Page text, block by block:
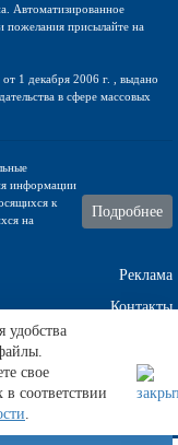
Автоматизированное
пожелания присылайте на
1 декабря 2006 г. , выдано
в сфере массовых
информации
к
на
Подробнее
Реклама
Контакты
Техническа поддержка
удобства
свое
соответствии
.